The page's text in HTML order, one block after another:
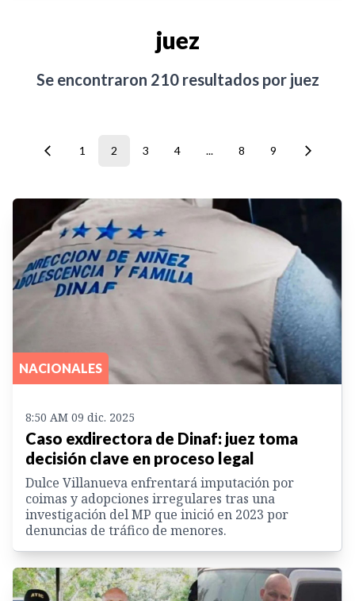
juez
Se encontraron 210resultados por juez
1 2 3 4 ... 8 9
NACIONALES
8:50 AM 09 dic. 2025
Caso exdirectora de Dinaf: juez toma
decisión clave en proceso legal
Dulce Villanueva enfrentará imputación por
coimas y adopciones irregulares tras una
investigación del MP que inició en 2023 por
denuncias de tráfico de menores.